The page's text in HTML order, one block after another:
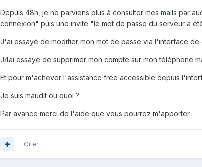
Depuis 48h, je ne parviens plus à consulter mes mails par
connexion" puis une invite "le mot de passe du serveur a
J'ai essayé de modifier mon mot de passe via l'interface de
J4ai essayé de supprimer mon compte sur mon téléphone
Et pour m'achever l'assistance free accessible depuis
Je suis maudit ou quoi ?
Par avance merci de l'aide que vous pourrez m'apporter.
Citer